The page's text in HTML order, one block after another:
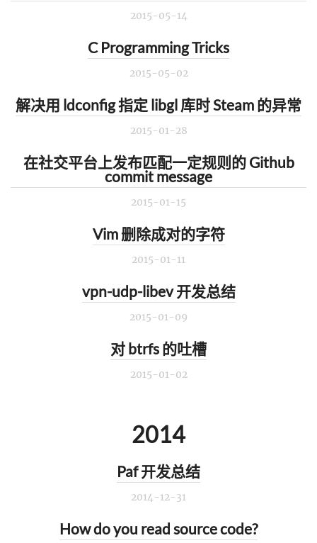
2015-05-14
C Programming Tricks
2015-05-02
解决用 ldconfig 指定 libgl 库时 Steam 的异常
2015-01-28
在社交平台上发布匹配一定规则的 Github
commit message
2015-01-15
Vim 删除成对的字符
2015-01-11
vpn-udp-libev 开发总结
2015-01-09
对 btrfs 的吐槽
2015-01-02
2014
Paf 开发总结
2014-12-31
How do you read source code?